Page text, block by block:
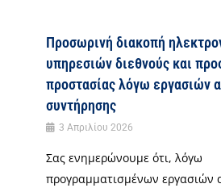
Προσωρινή διακοπή
υπηρεσιών διεθνούς και
προστασίας λόγω εργασιών
συντήρησης
3 Απριλίου 2026
Σας ενημερώνουμε ότι, λόγω
προγραμματισμένων εργασιών